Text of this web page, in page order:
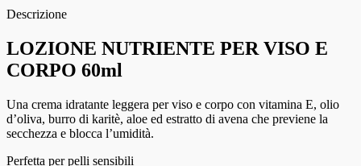
Descrizione
LOZIONE NUTRIENTE PER VISO E
CORPO 60ml
Una crema idratante leggera per viso e corpo con vitamina E, olio
d’oliva, burro di karitè, aloe ed estratto di avena che previene la
secchezza e blocca l’umidità.
Perfetta per pelli sensibili